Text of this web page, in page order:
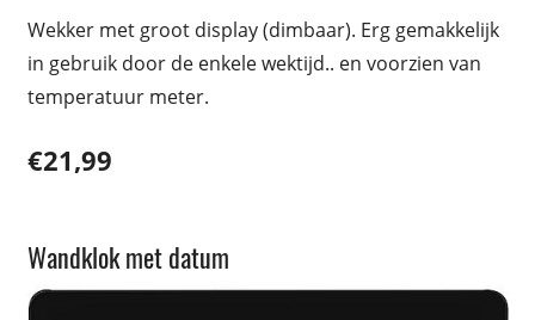
Wekker met groot display (dimbaar). Erg gemakkelijk
in gebruik door de enkele wektijd.. en voorzien van
temperatuur meter.
€21,99
Weerstation/klokken
Wandklok met datum